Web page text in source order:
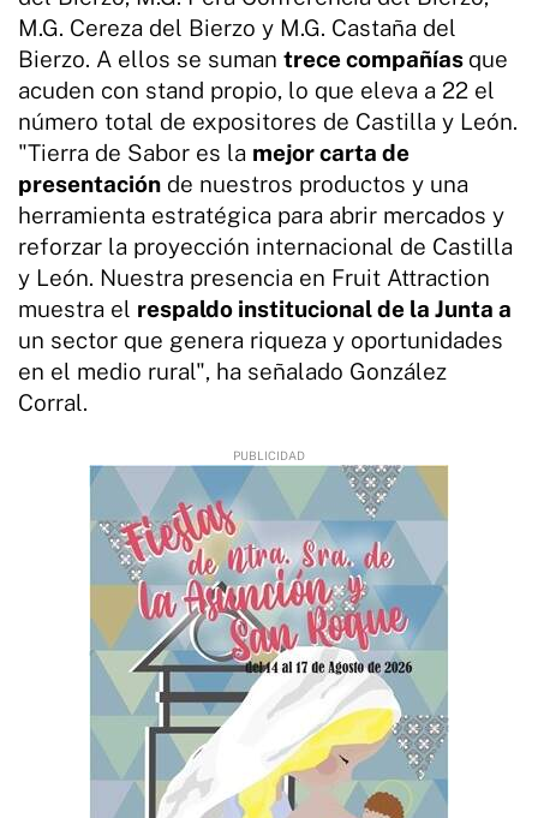
M.G. Cereza del Bierzo y M.G. Castaña del
Bierzo. A ellos se suman trece compañías que
acuden con stand propio, lo que eleva a 22 el
número total de expositores de Castilla y León.
"Tierra de Sabor es la mejor carta de
presentación de nuestros productos y una
herramienta estratégica para abrir mercados y
reforzar la proyección internacional de Castilla
y León. Nuestra presencia en Fruit Attraction
muestra el respaldo institucional de la Junta a
un sector que genera riqueza y oportunidades
en el medio rural", ha señalado González
Corral.